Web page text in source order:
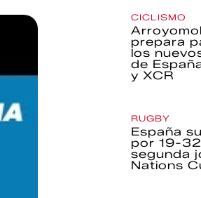
CICLISMO
prepara
los
de
y XCR
RUGBY
España
por 19-
segunda
Nations